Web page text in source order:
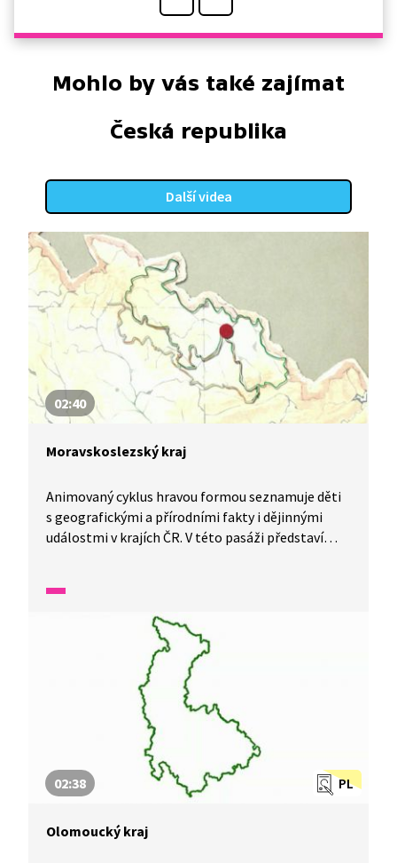
Mohlo by vás také zajímat
Česká republika
Další videa
02:40
Moravskoslezský kraj
Animovaný cyklus hravou formou seznamuje děti
s geografickými a přírodními fakty i dějinnými
událostmi v krajích ČR. V této pasáži představí
PL
02:38
Olomoucký kraj